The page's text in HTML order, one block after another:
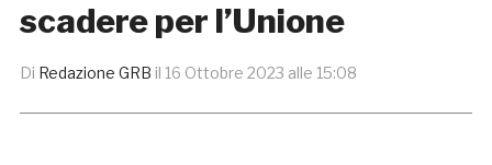
scadere per l’Unione
Di Redazione GRB il 16 Ottobre 2023 alle 15:08